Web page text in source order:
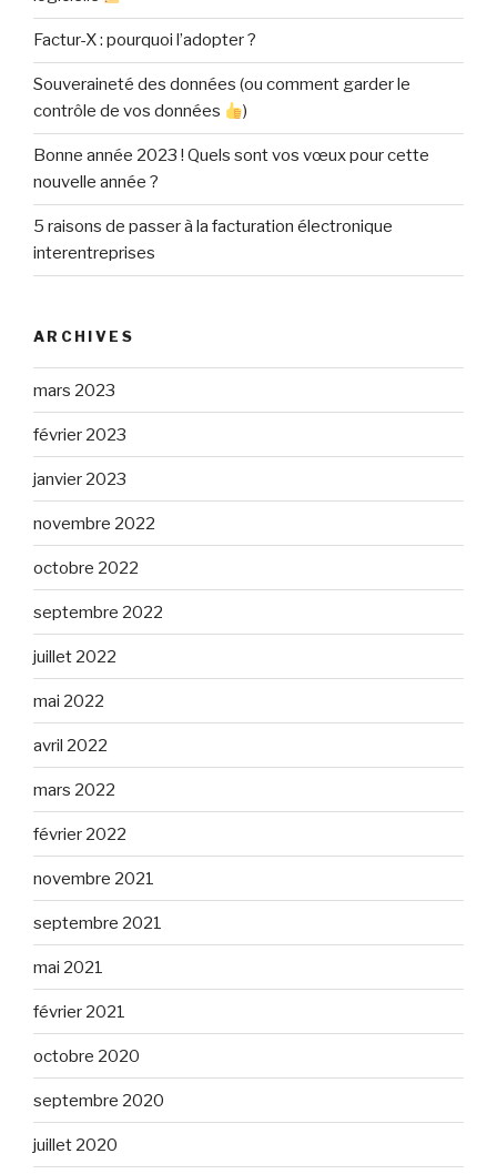
Factur-X : pourquoi l’adopter ?
Souveraineté des données (ou comment garder le
contrôle de vos données
)
Bonne année 2023 ! Quels sont vos vœux pour cette
nouvelle année ?
5 raisons de passer à la facturation électronique
interentreprises
ARCHIVES
mars 2023
février 2023
janvier 2023
novembre 2022
octobre 2022
septembre 2022
juillet 2022
mai 2022
avril 2022
mars 2022
février 2022
novembre 2021
septembre 2021
mai 2021
février 2021
octobre 2020
septembre 2020
juillet 2020